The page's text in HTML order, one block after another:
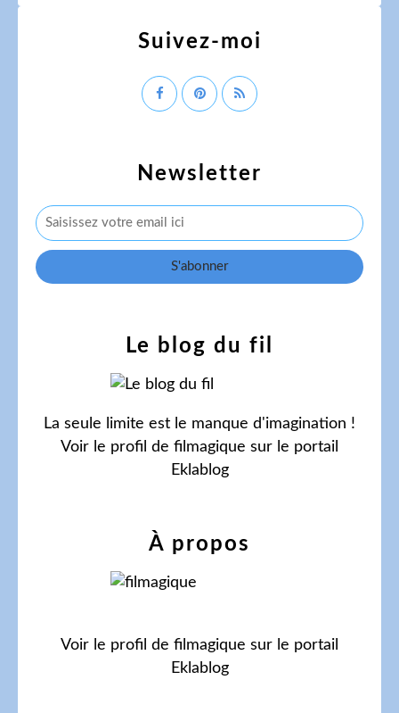
Newsletter
Le blog du fil
La seule limite est le manque d'imagination !
Voir le profil de filmagique sur le portail
Eklablog
Suivez-moi
À propos
Voir le profil de filmagique sur le portail
Eklablog